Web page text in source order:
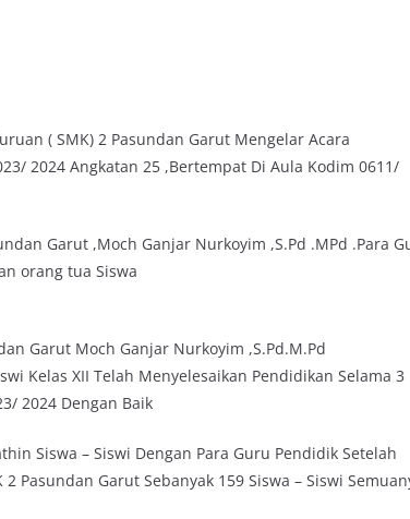
( SMK) 2 Pasundan Garut Mengelar Acara
2024 Angkatan 25 ,Bertempat Di Aula Kodim 0611/
Garut ,Moch Ganjar Nurkoyim ,S.Pd .MPd .Para
orang tua Siswa
Garut Moch Ganjar Nurkoyim ,S.Pd.M.Pd
Kelas XII Telah Menyelesaikan Pendidikan Selama 3
2024 Dengan Baik
Siswa – Siswi Dengan Para Guru Pendidik Setelah
Pasundan Garut Sebanyak 159 Siswa – Siswi